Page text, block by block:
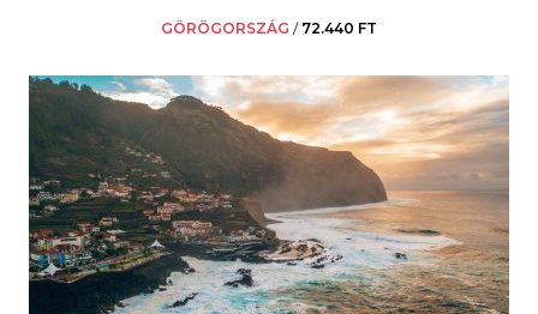
GÖRÖGORSZÁG / 72.440 FT